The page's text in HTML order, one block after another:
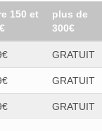
150 et
plus de
300€
GRATUIT
GRATUIT
GRATUIT